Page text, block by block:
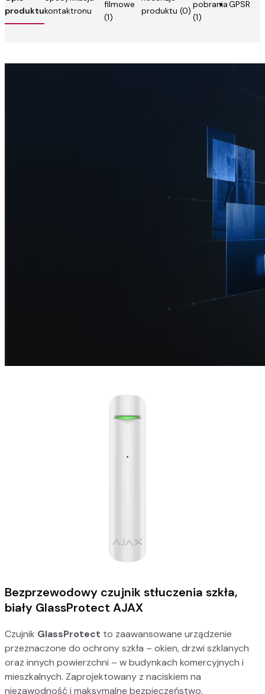
produktu
pobrania
(1)
kontaktronu
GPSR
filmowe
(1)
produktu (0)
Bezprzewodowy czujnik stłuczenia szkła,
biały GlassProtect AJAX
Czujnik GlassProtect to zaawansowane urządzenie
przeznaczone do ochrony szkła – okien, drzwi szklanych
oraz innych powierzchni – w budynkach komercyjnych i
mieszkalnych. Zaprojektowany z naciskiem na
niezawodność i maksymalne bezpieczeństwo,